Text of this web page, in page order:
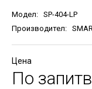
Модел: SP-404-LP
Производител:
Цена
По